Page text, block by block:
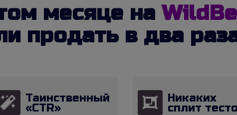
месяце на
продать в два
Таинственный
«CTR»
Никаких
сплит